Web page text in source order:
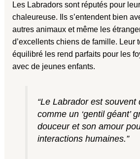
Les Labradors sont réputés pour
chaleureuse. Ils s’entendent bien
autres animaux et même les
d’excellents chiens de famille. Leur
équilibré les rend parfaits pour les
avec de jeunes enfants.
“Le Labrador est souvent
comme un ‘gentil géant’
douceur et son amour
interactions humaines.”